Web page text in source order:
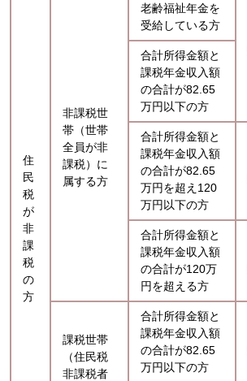
住
民
税
が
非
課
税
の
方
非課税世
帯（世帯
全員が非
課税）に
属する方
老齢福祉年金を
受給している方
合計所得金額と
課税年金収入額
の合計が82.65
万円以下の方
合計所得金額と
課税年金収入額
の合計が82.65
万円を超え120
万円以下の方
合計所得金額と
課税年金収入額
の合計が120万
円を超える方
課税世帯
（住民税
非課税者
合計所得金額と
課税年金収入額
の合計が82.65
万円以下の方